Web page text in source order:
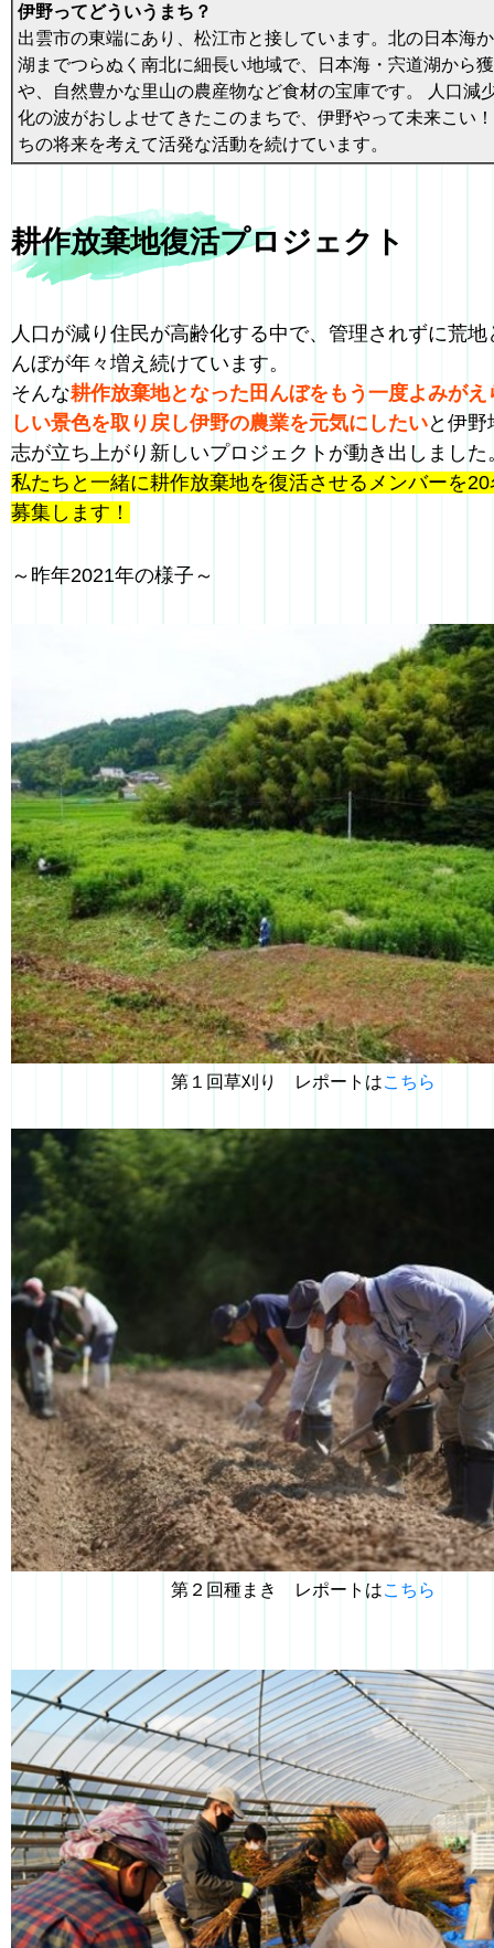
伊野ってどういうまち？
出雲市の東端にあり、松江市と接しています。北の日本海
湖までつらぬく南北に細長い地域で、日本海・宍道湖から
や、自然豊かな里山の農産物など食材の宝庫です。 人口減
化の波がおしよせてきたこのまちで、伊野やって未来こい
ちの将来を考えて活発な活動を続けています。
耕作放棄地復活プロジェクト
人口が減り住民が高齢化する中で、管理されずに荒地
んぼが年々増え続けています。
そんな耕作放棄地となった田んぼをもう一度よみがえ
しい景色を取り戻し伊野の農業を元気にしたいと伊
志が立ち上がり新しいプロジェクトが動き出しました
私たちと一緒に耕作放棄地を復活させるメンバーを
募集します！
～昨年2021年の様子～
第１回草刈り レポートはこちら
第２回種まき レポートはこちら